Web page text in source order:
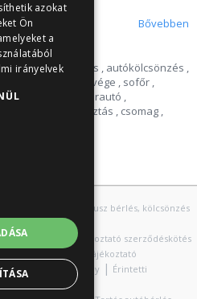
Bővebben
,áfa,autóbérlés , autókölcsönzés ,
hosszú hétvége , sofőr ,
,autó bérautó ,
választás , csomag ,
Mikrobusz bérlés, kölcsönzés
|Adatkezelési Tájékoztató szerződéskötés
| Adatkezelési Tájékoztató
kapcsolatos kérvény | Érintetti
azokat
Ön
a
irányelvek